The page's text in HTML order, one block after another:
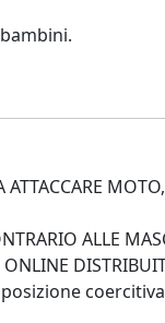
ALLE
ONLINE
coercitiva